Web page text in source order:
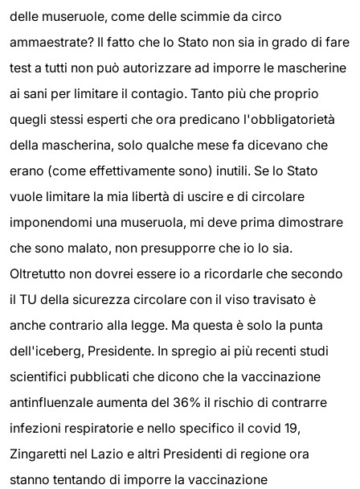
delle museruole, come delle scimmie da circo
ammaestrate? Il fatto che lo Stato non sia in grado di fare
test a tutti non può autorizzare ad imporre le mascherine
ai sani per limitare il contagio. Tanto più che proprio
quegli stessi esperti che ora predicano l'obbligatorietà
della mascherina, solo qualche mese fa dicevano che
erano (come effettivamente sono) inutili. Se lo Stato
vuole limitare la mia libertà di uscire e di circolare
imponendomi una museruola, mi deve prima dimostrare
che sono malato, non presupporre che io lo sia.
Oltretutto non dovrei essere io a ricordarle che secondo
il TU della sicurezza circolare con il viso travisato è
anche contrario alla legge. Ma questa è solo la punta
dell'iceberg, Presidente. In spregio ai più recenti studi
scientifici pubblicati che dicono che la vaccinazione
antinfluenzale aumenta del 36% il rischio di contrarre
infezioni respiratorie e nello specifico il covid 19,
Zingaretti nel Lazio e altri Presidenti di regione ora
stanno tentando di imporre la vaccinazione